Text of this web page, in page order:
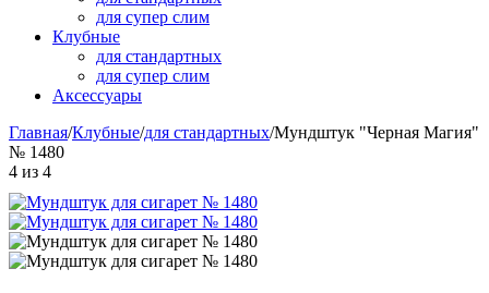
для супер слим
Клубные
для стандартных
для супер слим
Аксессуары
Главная/Клубные/для стандартных/Мундштук "Черная Магия"
№ 1480
4 из 4